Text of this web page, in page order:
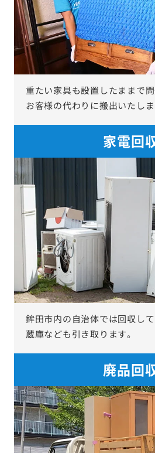
重たい家具も設置したままで
お客様の代わりに搬出いたしま
家電回
鉾田市内の自治体では回収し
蔵庫なども引き取ります。
廃品回